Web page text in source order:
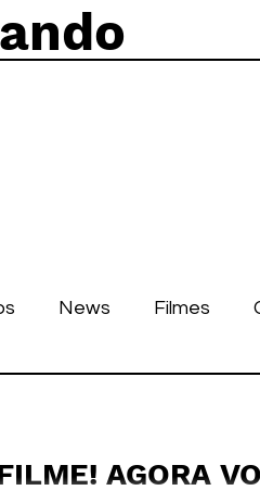
News Filmes
AGORA